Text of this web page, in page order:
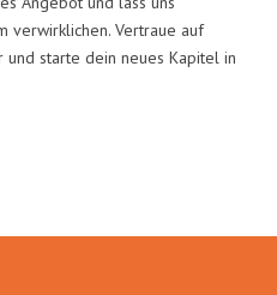
verwirklichen. Vertraue auf
starte dein neues Kapitel in